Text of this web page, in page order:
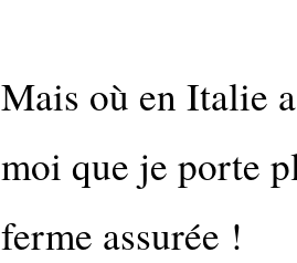
Mais où en Italie
moi que je porte
ferme assurée !